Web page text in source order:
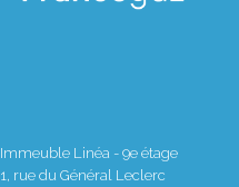
Immeuble Linéa - 9e étage
1, rue du Général Leclerc